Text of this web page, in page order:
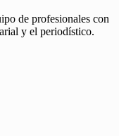
de profesionales con
y el periodístico.